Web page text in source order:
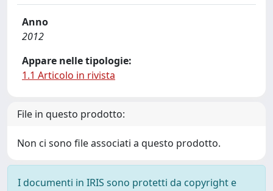
Anno
2012
Appare nelle tipologie:
1.1 Articolo in rivista
File in questo prodotto:
Non ci sono file associati a questo prodotto.
I documenti in IRIS sono protetti da copyright e